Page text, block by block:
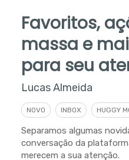
Favoritos,
massa e
para seu
Lucas Almeida
NOVO INBOX HUGGY
Separamos algumas
conversação da
merecem a sua atenção.